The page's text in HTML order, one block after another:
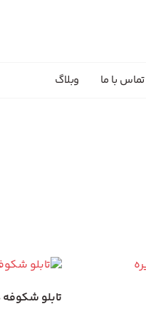
تماس با ما وبلاگ
تابلو